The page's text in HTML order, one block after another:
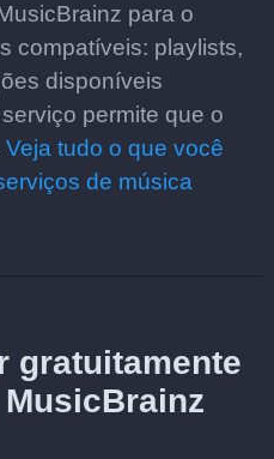
para o
compatíveis: playlists,
disponíveis
permite que o
Veja tudo o que você
de música
gratuitamente